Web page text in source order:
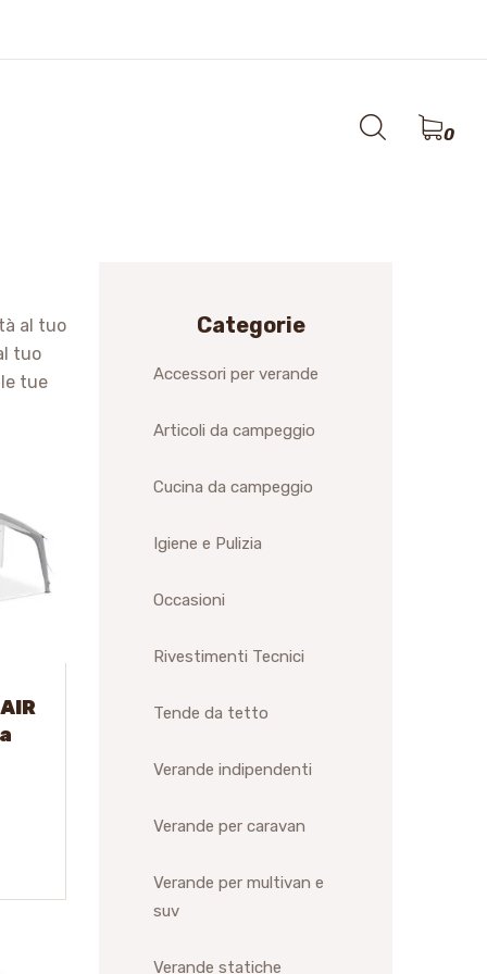
0
al tuo
tuo
tue
Categorie
Accessori per verande
Articoli da campeggio
Cucina da campeggio
Igiene e Pulizia
Occasioni
Rivestimenti Tecnici
Tende da tetto
Verande indipendenti
Verande per caravan
Verande per multivan e
suv
Verande statiche